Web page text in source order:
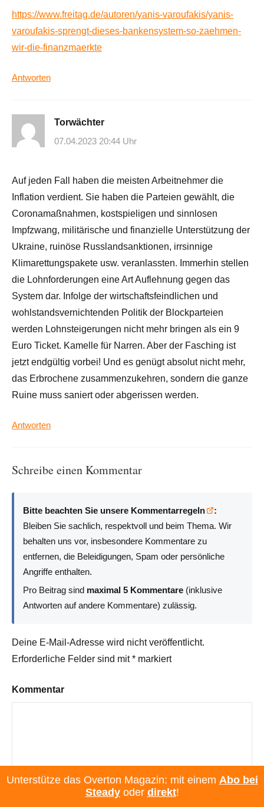
https://www.freitag.de/autoren/yanis-varoufakis/yanis-
varoufakis-sprengt-dieses-bankensystem-so-zaehmen-
wir-die-finanzmaerkte
Antworten
Torwächter
07.04.2023 20:44 Uhr
Auf jeden Fall haben die meisten Arbeitnehmer die
Inflation verdient. Sie haben die Parteien gewählt, die
Coronamaßnahmen, kostspieligen und sinnlosen
Impfzwang, militärische und finanzielle Unterstützung der
Ukraine, ruinöse Russlandsanktionen, irrsinnige
Klimarettungspakete usw. veranlassten. Immerhin stellen
die Lohnforderungen eine Art Auflehnung gegen das
System dar. Infolge der wirtschaftsfeindlichen und
wohlstandsvernichtenden Politik der Blockparteien
werden Lohnsteigerungen nicht mehr bringen als ein 9
Euro Ticket. Kamelle für Narren. Aber der Fasching ist
jetzt endgültig vorbei! Und es genügt absolut nicht mehr,
das Erbrochene zusammenzukehren, sondern die ganze
Ruine muss saniert oder abgerissen werden.
Antworten
Schreibe einen Kommentar
Bitte beachten Sie unsere Kommentarregeln
:
Bleiben Sie sachlich, respektvoll und beim Thema. Wir
behalten uns vor, insbesondere Kommentare zu
entfernen, die Beleidigungen, Spam oder persönliche
Angriffe enthalten.
Pro Beitrag sind maximal 5 Kommentare (inklusive
Antworten auf andere Kommentare) zulässig.
Deine E-Mail-Adresse wird nicht veröffentlicht.
Erforderliche Felder sind mit* markiert
Kommentar
Unterstütze das Overton Magazin: mit einem Abo bei
Steadyoder direkt!